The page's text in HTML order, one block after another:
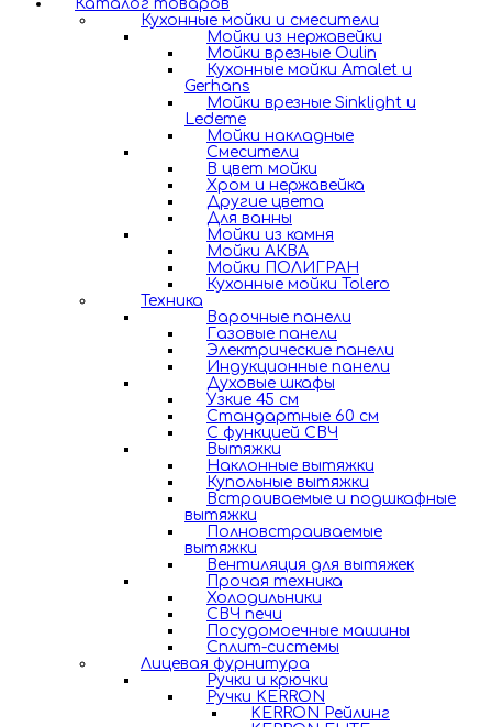
Каталог товаров
Кухонные мойки и смесители
Мойки из нержавейки
Мойки врезные Oulin
Кухонные мойки Amalet и
Gerhans
Мойки врезные Sinklight и
Ledeme
Мойки накладные
Смесители
В цвет мойки
Хром и нержавейка
Другие цвета
Для ванны
Мойки из камня
Мойки АКВА
Мойки ПОЛИГРАН
Кухонные мойки Tolero
Техника
Варочные панели
Газовые панели
Электрические панели
Индукционные панели
Духовые шкафы
Узкие 45 см
Стандартные 60 см
С функцией СВЧ
Вытяжки
Наклонные вытяжки
Купольные вытяжки
Встраиваемые и подшкафные
вытяжки
Полновстраиваемые
вытяжки
Вентиляция для вытяжек
Прочая техника
Холодильники
СВЧ печи
Посудомоечные машины
Сплит-системы
Лицевая фурнитура
Ручки и крючки
Ручки KERRON
KERRON Рейлинг